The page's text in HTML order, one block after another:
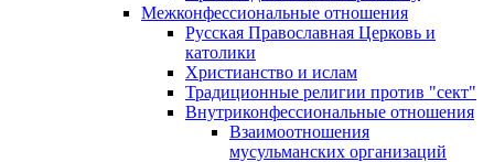
Межконфессиональные отношения
Русская Православная Церковь и
католики
Христианство и ислам
Традиционные религии против "сект"
Внутриконфессиональные отношения
Взаимоотношения
мусульманских организаций